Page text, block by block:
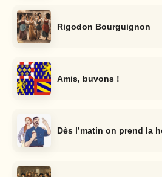
Rigodon Bourguignon
Amis, buvons !
Dès l’matin on prend la